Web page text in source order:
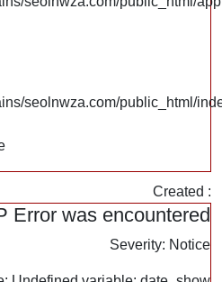
seolnwza.com/public_html/
Created :
Error was encountered
Severity: Notice